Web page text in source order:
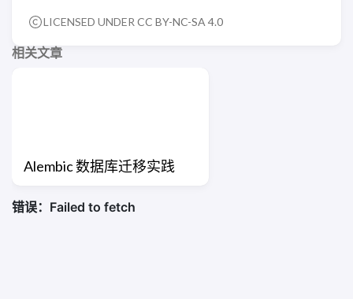
LICENSED UNDER CC BY-NC-SA 4.0
相关文章
Alembic 数据库迁移实践